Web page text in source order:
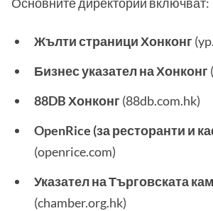
Жълти страници Хонконг
Бизнес указател на Хонконг
88DB Хонконг (88db.com.hk)
OpenRice (за ресторанти и
(openrice.com)
Указател на Търговската
(chamber.org.hk)